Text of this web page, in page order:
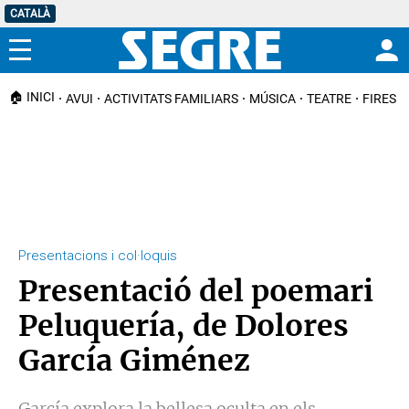
CATALÀ
Menú
🏠 INICI AVUI ACTIVITATS FAMILIARS MÚSICA TEATRE FIRES I
Presentacions i col·loquis
Presentació del poemari
Peluquería, de Dolores
García Giménez